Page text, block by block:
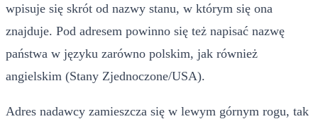
wpisuje się skrót od nazwy stanu, w którym się ona
znajduje. Pod adresem powinno się też napisać nazwę
państwa w języku zarówno polskim, jak również
angielskim (Stany Zjednoczone/USA).
Adres nadawcy zamieszcza się w lewym górnym rogu, tak